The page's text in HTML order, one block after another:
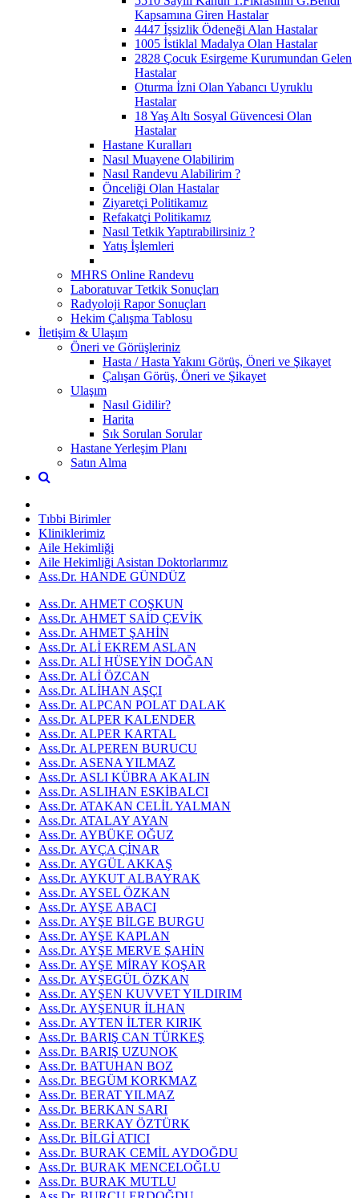
Kapsamına Giren Hastalar
4447 İşsizlik Ödeneği Alan Hastalar
1005 İstiklal Madalya Olan Hastalar
2828 Çocuk Esirgeme Kurumundan Gelen
Hastalar
Oturma İzni Olan Yabancı Uyruklu
Hastalar
18 Yaş Altı Sosyal Güvencesi Olan
Hastalar
Hastane Kuralları
Nasıl Muayene Olabilirim
Nasıl Randevu Alabilirim ?
Önceliği Olan Hastalar
Ziyaretçi Politikamız
Refakatçi Politikamız
Nasıl Tetkik Yaptırabilirsiniz ?
Yatış İşlemleri
MHRS Online Randevu
Laboratuvar Tetkik Sonuçları
Radyoloji Rapor Sonuçları
Hekim Çalışma Tablosu
İletişim & Ulaşım
Öneri ve Görüşleriniz
Hasta / Hasta Yakını Görüş, Öneri ve Şikayet
Çalışan Görüş, Öneri ve Şikayet
Ulaşım
Nasıl Gidilir?
Harita
Sık Sorulan Sorular
Hastane Yerleşim Planı
Satın Alma
Tıbbi Birimler
Kliniklerimiz
Aile Hekimliği
Aile Hekimliği Asistan Doktorlarımız
Ass.Dr. HANDE GÜNDÜZ
Ass.Dr. AHMET COŞKUN
Ass.Dr. AHMET SAİD ÇEVİK
Ass.Dr. AHMET ŞAHİN
Ass.Dr. ALİ EKREM ASLAN
Ass.Dr. ALİ HÜSEYİN DOĞAN
Ass.Dr. ALİ ÖZCAN
Ass.Dr. ALİHAN AŞÇI
Ass.Dr. ALPCAN POLAT DALAK
Ass.Dr. ALPER KALENDER
Ass.Dr. ALPER KARTAL
Ass.Dr. ALPEREN BURUCU
Ass.Dr. ASENA YILMAZ
Ass.Dr. ASLI KÜBRA AKALIN
Ass.Dr. ASLIHAN ESKİBALCI
Ass.Dr. ATAKAN CELİL YALMAN
Ass.Dr. ATALAY AYAN
Ass.Dr. AYBÜKE OĞUZ
Ass.Dr. AYÇA ÇİNAR
Ass.Dr. AYGÜL AKKAŞ
Ass.Dr. AYKUT ALBAYRAK
Ass.Dr. AYSEL ÖZKAN
Ass.Dr. AYŞE ABACI
Ass.Dr. AYŞE BİLGE BURGU
Ass.Dr. AYŞE KAPLAN
Ass.Dr. AYŞE MERVE ŞAHİN
Ass.Dr. AYŞE MİRAY KOŞAR
Ass.Dr. AYŞEGÜL ÖZKAN
Ass.Dr. AYŞEN KUVVET YILDIRIM
Ass.Dr. AYŞENUR İLHAN
Ass.Dr. AYTEN İLTER KIRIK
Ass.Dr. BARIŞ CAN TÜRKEŞ
Ass.Dr. BARIŞ UZUNOK
Ass.Dr. BATUHAN BOZ
Ass.Dr. BEGÜM KORKMAZ
Ass.Dr. BERAT YILMAZ
Ass.Dr. BERKAN SARI
Ass.Dr. BERKAY ÖZTÜRK
Ass.Dr. BİLGİ ATICI
Ass.Dr. BURAK CEMİL AYDOĞDU
Ass.Dr. BURAK MENCELOĞLU
Ass.Dr. BURAK MUTLU